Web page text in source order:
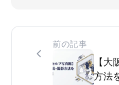
前の記事
【
方法